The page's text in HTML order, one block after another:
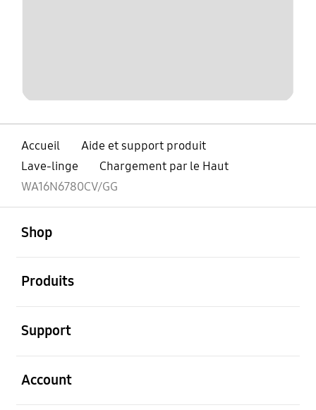
Accueil
Aide et support produit
Lave-linge
Chargement par le Haut
WA16N6780CV/GG
Shop
Produits
Support
Account